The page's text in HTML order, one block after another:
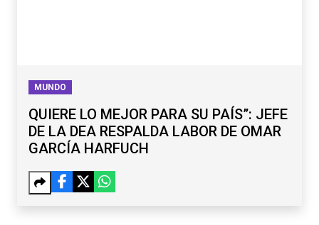
MUNDO
QUIERE LO MEJOR PARA SU PAÍS”: JEFE
DE LA DEA RESPALDA LABOR DE OMAR
GARCÍA HARFUCH